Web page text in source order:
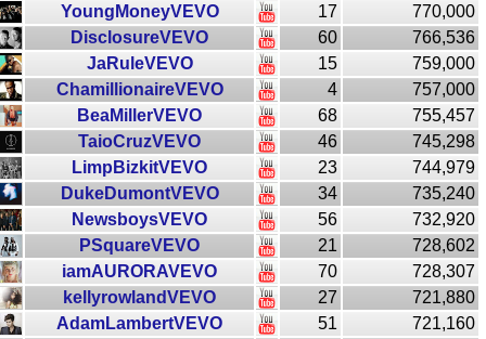
YoungMoneyVEVO
17
770,000
DisclosureVEVO
60
766,536
JaRuleVEVO
15
759,000
ChamillionaireVEVO
4
757,000
BeaMillerVEVO
68
755,457
TaioCruzVEVO
46
745,298
LimpBizkitVEVO
23
744,979
DukeDumontVEVO
34
735,240
NewsboysVEVO
56
732,920
PSquareVEVO
21
728,602
iamAURORAVEVO
70
728,307
kellyrowlandVEVO
27
721,880
AdamLambertVEVO
51
721,160